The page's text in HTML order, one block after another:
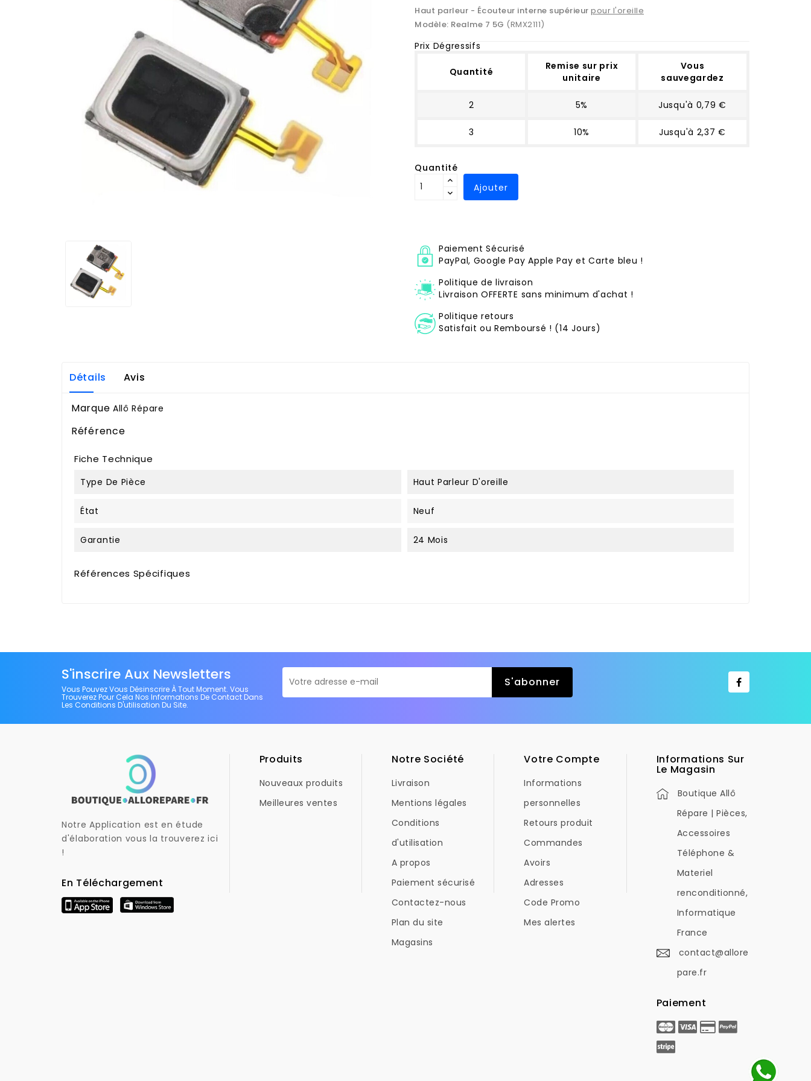
Haut parleur - Écouteur interne supérieur pour l'oreille
Modèle: Realme 7 5G (RMX2111)
Prix Dégressifs
Quantité
Remise sur prix
unitaire
Vous
sauvegardez
2 5% Jusqu'à 0,79 €
3 10% Jusqu'à 2,37 €
Quantité
Ajouter
Paiement Sécurisé
PayPal, Google Pay Apple Pay et Carte bleu !
Politique de livraison
Livraison OFFERTE sans minimum d'achat !
Politique retours
Satisfait ou Remboursé ! (14 Jours)
Détails Avis
Marque Allô Répare
Référence
Fiche Technique
Type De Pièce Haut Parleur D'oreille
État Neuf
Garantie 24 Mois
Références Spécifiques
S'inscrire Aux Newsletters
Vous Pouvez Vous Désinscrire À Tout Moment. Vous
Trouverez Pour Cela Nos Informations De Contact Dans
Les Conditions D'utilisation Du Site.
Notre Application est en étude
d'élaboration vous la trouverez ici
!
En Téléchargement
Produits
Nouveaux produits
Meilleures ventes
Notre Société
Livraison
Mentions légales
Conditions
d'utilisation
A propos
Paiement sécurisé
Contactez-nous
Plan du site
Magasins
Votre Compte
Informations
personnelles
Retours produit
Commandes
Avoirs
Adresses
Code Promo
Mes alertes
Informations Sur
Le Magasin
Boutique Allô
Répare | Pièces,
Accessoires
Téléphone &
Materiel
renconditionné,
Informatique
France
contact@allore
pare.fr
Paiement